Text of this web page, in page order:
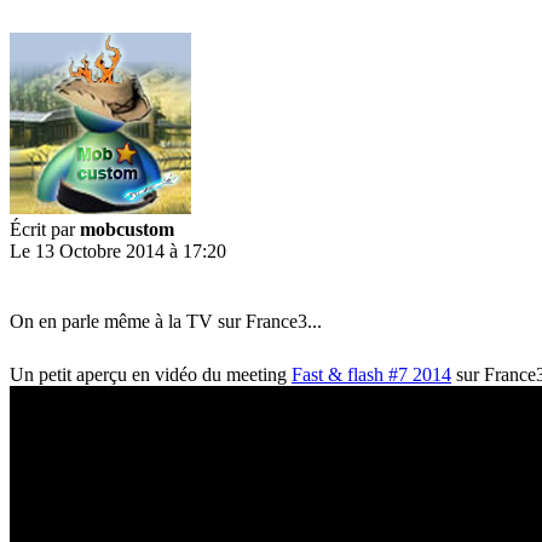
Écrit parmobcustom
Le 13 Octobre 2014 à 17:20
On en parle même à la TV sur France3...
Un petit aperçu en vidéo du meeting Fast & flash #7 2014 sur